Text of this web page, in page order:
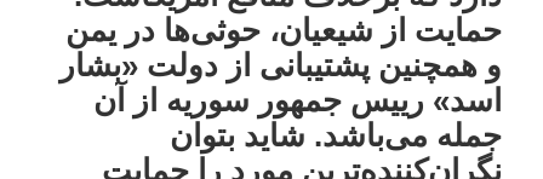
حمایت از شیعیان، حوثی‌ها در یمن
و همچنین پشتیبانی‌ از دولت «بشار
اسد» رییس جمهور سوریه از آن
جمله می‌باشد. شاید بتوان
نگران‌کننده‌ترین مورد را حمایت